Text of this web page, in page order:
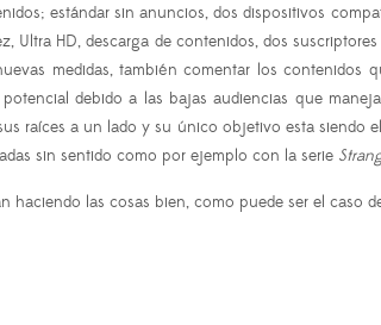
estándar sin anuncios, dos dispositivos
HD, descarga de contenidos, dos
medidas, también comentar los
debido a las bajas audiencias que
raíces a un lado y su único objetivo esta siendo
sin sentido como por ejemplo con la serie
las cosas bien, como puede ser el caso